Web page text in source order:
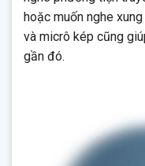
hoặc muốn nghe
và micrô kép cũng
gần đó.